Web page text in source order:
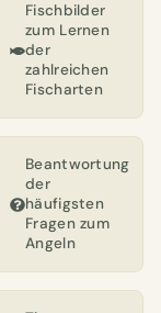
Fischbilder
zum Lernen
der
zahlreichen
Fischarten
Beantwortung
der
häufigsten
Fragen zum
Angeln